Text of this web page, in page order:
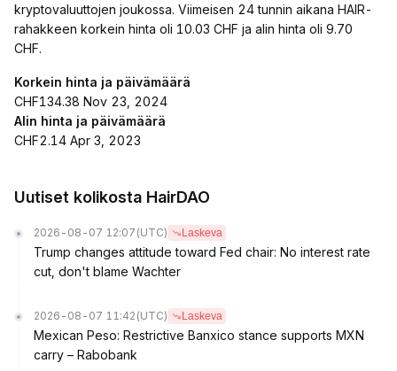
kryptovaluuttojen joukossa. Viimeisen 24 tunnin aikana HAIR-
rahakkeen korkein hinta oli 10.03 CHF ja alin hinta oli 9.70
CHF.
Korkein hinta ja päivämäärä
CHF134.38 Nov 23, 2024
Alin hinta ja päivämäärä
CHF2.14 Apr 3, 2023
Uutiset kolikosta HairDAO
2026-08-07 12:07 (UTC) Laskeva
Trump changes attitude toward Fed chair: No interest rate
cut, don't blame Wachter
2026-08-07 11:42 (UTC) Laskeva
Mexican Peso: Restrictive Banxico stance supports MXN
carry – Rabobank